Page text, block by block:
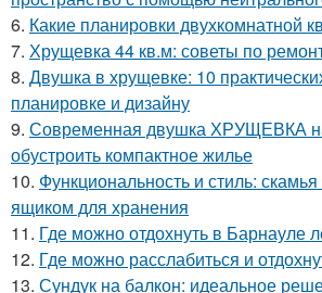
6. Какие планировки двухкомнатной
7. Хрущевка 44 кв.м: советы по
8. Двушка в хрущевке: 10
планировке и дизайну
9. Современная двушка ХРУЩЕВКА
обустроить компактное жилье
10. Функциональность и стиль:
ящиком для хранения
11. Где можно отдохнуть в Барнауле
12. Где можно расслабиться и
13. Сундук на балкон: идеальное